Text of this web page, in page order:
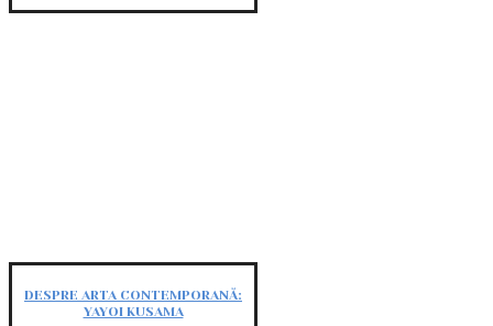
DESPRE ARTA CONTEMPORANĂ:
YAYOI KUSAMA